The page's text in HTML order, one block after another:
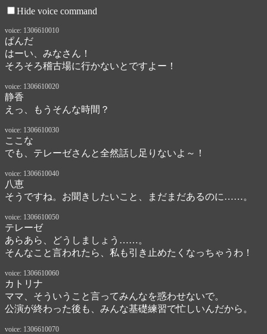
Hide voice command
voice: 1306610010
ぱんだ
はーい、みなさん！
そろそろ稽古場に行かないとですよー！
voice: 1306610020
静香
えっ、もうそんな時間？
voice: 1306610030
ここな
でも、テレーゼさんと全然話し足りないよ～！
voice: 1306610040
八恵
そうですね。お聞きしたいこと、まだまだあるのに……。
voice: 1306610050
テレーゼ
あらあら、どうしましょう……。
そんなこと言われたら、私も引き止めたくなっちゃうわ！
voice: 1306610060
カトリナ
ママ、そういうこと言ってみんなを惑わせないで。
公演が終わった後も、みんな基礎練習で忙しいんだから。
voice: 1306610070